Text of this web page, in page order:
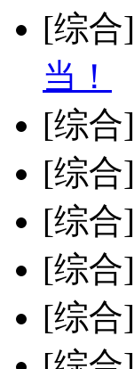
[综合]
当！
[综合]
[综合]
[综合]
[综合]
[综合]